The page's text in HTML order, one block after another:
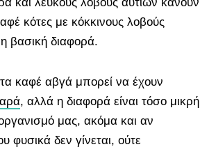
κότες με κόκκινους λοβούς
βασική διαφορά.
καφέ αβγά μπορεί να έχουν
, αλλά η διαφορά είναι τόσο μικρή
μας, ακόμα και αν
δεν γίνεται, ούτε